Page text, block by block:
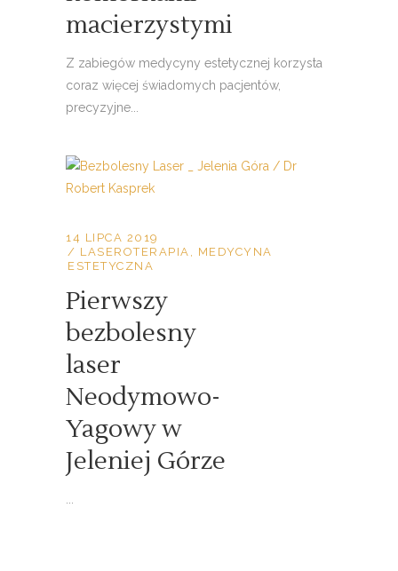
macierzystymi
Z zabiegów medycyny estetycznej korzysta
coraz więcej świadomych pacjentów,
precyzyjne...
14 LIPCA 2019
LASEROTERAPIA , MEDYCYNA
ESTETYCZNA
Pierwszy
bezbolesny
laser
Neodymowo-
Yagowy w
Jeleniej Górze